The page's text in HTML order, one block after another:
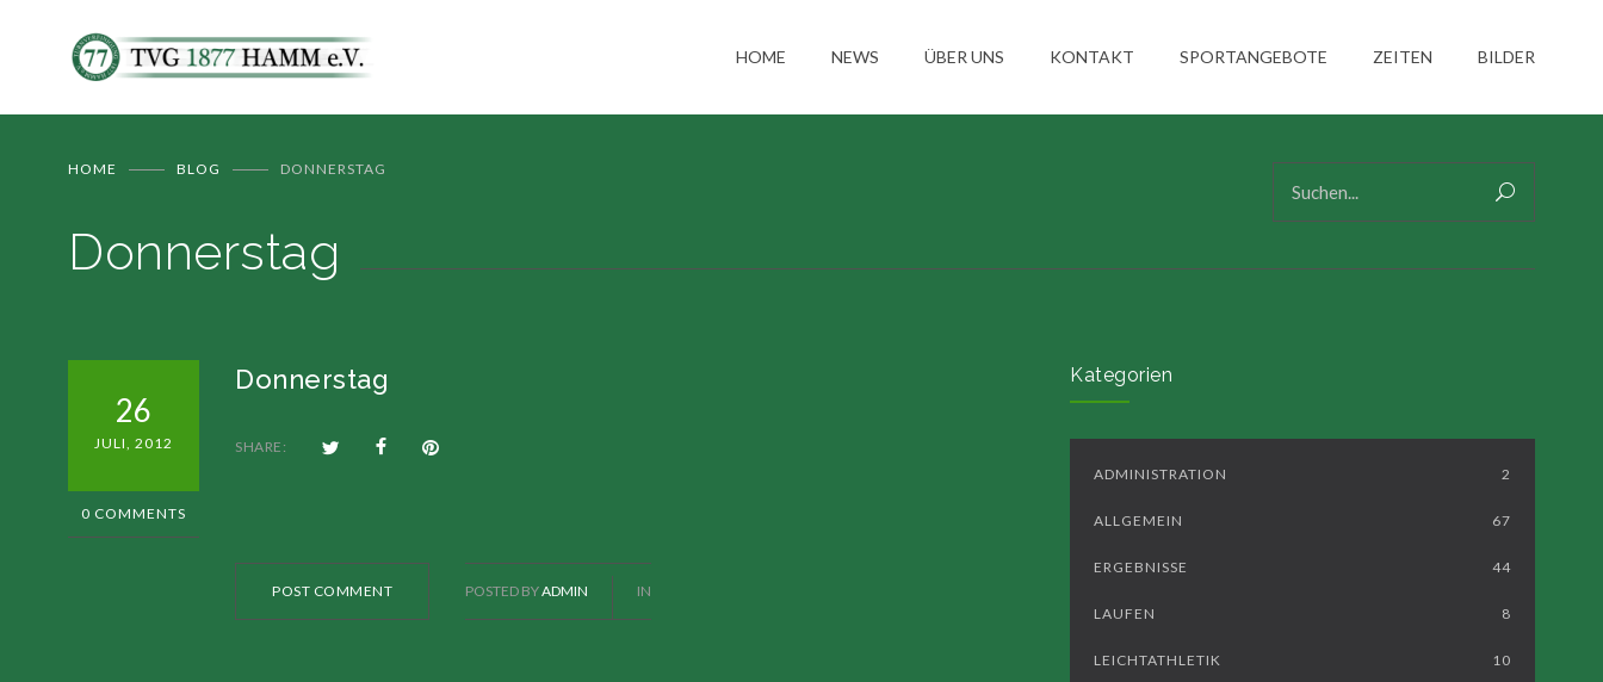
HOME NEWS ÜBER UNS KONTAKT SPORTANGEBOTE ZEITEN BILDER
HOME BLOG DONNERSTAG
Donnerstag
26
JULI, 2012
0 COMMENTS
Donnerstag
SHARE:
POST COMMENT POSTED BYADMIN IN
Kategorien
ADMINISTRATION 2
ALLGEMEIN 67
ERGEBNISSE 44
LAUFEN 8
LEICHTATHLETIK 10